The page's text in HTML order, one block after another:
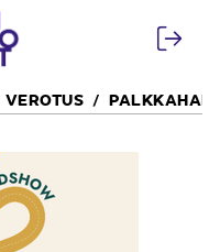
VEROTUS